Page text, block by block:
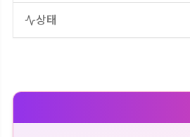
상태